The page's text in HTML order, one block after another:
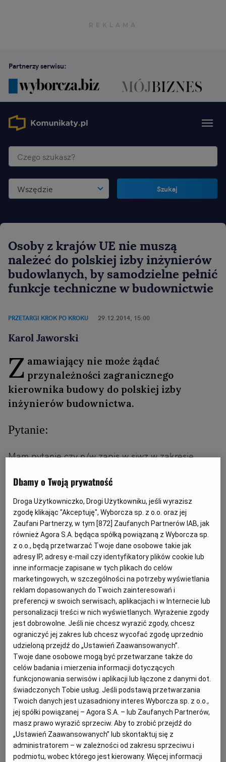
Partnerzy serwisu:
Wszędzie Szukaj
Osoby z krajów UE nie muszą
należeć do polskiej izby inżynierów
budowlanych, by samodzielne pełnić
funkcje techniczne w budownictwie
PRZETARGI KROK PO KROKU 29.12.2014, 15:00
Karol Jaworski
Z amawiający nie może żądać
przynależności zagranicznego
kierownika budowy do polskiej izby
inżynierów budownictwa.
Pytanie:
Mam pytanie czy n/w zapis w siwz w zakresie
zgodny z prawem:
"Wykonawca potwierdzi spełnianie niniejszego
warunku udziału w postępowaniu, jeżeli wykaże,
że dysponuje Kierownikiem budowy posiadającym
uprawnienia w specjalności instalacyjnej w zakresie
sieci, instalacji i urządzeń cieplnych,
wentylacyjnych, gazowych, wodociągowych i
kanalizacyjnych. Do oferty należy dołączyć
oświadczenie Wykonawcy, że zaproponowana
osoba posiada wymagane uprawnienia i przynależy
do właściwej izby samorządu zawodowego jeżeli
taki wymóg na tą osobę nakłada Prawo
budowlane".
Dbamy o Twoją prywatność
Droga Użytkowniczko, Drogi Użytkowniku, jeśli wyrazisz
zgodę klikając "Akceptuję", Wyborcza sp. z o.o. oraz jej
Zaufani Partnerzy, w tym [872] Zaufanych Partnerów IAB, jak
również Agora S.A. będąca spółką powiązaną z Wyborcza sp.
z o.o., będą przetwarzać Twoje dane osobowe takie jak
adresy IP, adresy e-mail czy identyfikatory plików cookie lub
inne informacje zapisane w tych plikach do celów
marketingowych, w szczególności na potrzeby wyświetlania
reklam dopasowanych do Twoich zainteresowań i
preferencji w swoich serwisach, aplikacjach i w Internecie lub
personalizacji treści w nich wyświetlanych. Wyrażenie zgody
jest dobrowolne. Jeśli nie chcesz wyrazić zgody, chcesz
ograniczyć jej zakres lub chcesz wycofać zgodę uprzednio
udzieloną przejdź do „Ustawień Zaawansowanych”.
Twoje dane osobowe mogą być przetwarzane także do
celów badania i mierzenia informacji dotyczących
funkcjonowania serwisów i aplikacji lub łączone z danymi dot.
świadczonych Tobie usług. Jeśli podstawą przetwarzania
Twoich danych jest uzasadniony interes Wyborcza sp. z o.o.,
jej spółki powiązanej – Agora S.A. – lub Zaufanych Partnerów,
masz prawo wyrazić sprzeciw. Aby to zrobić przejdź do
„Ustawień Zaawansowanych” lub skontaktuj się z
administratorem – w zależności od zakresu sprzeciwu i
podmiotu, wobec którego jest kierowany. Więcej informacji